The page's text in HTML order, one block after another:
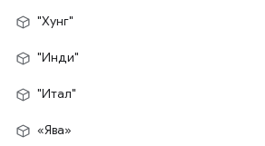
"Хунг"
"Инди"
"Итал"
«Ява»